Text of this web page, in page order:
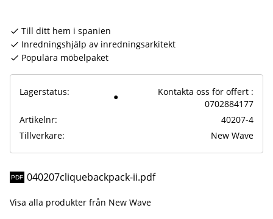
Till ditt hem i spanien
Inredningshjälp av inredningsarkitekt
Populära möbelpaket
Lagerstatus
Kontakta oss för offert :
0702884177
Artikelnr
40207-4
Tillverkare
New Wave
040207cliquebackpack-ii.pdf
Visa alla produkter från New Wave